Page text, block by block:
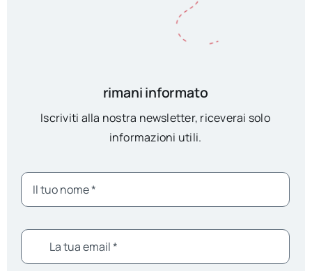
rimani informato
Iscriviti alla nostra newsletter, riceverai solo
informazioni utili.